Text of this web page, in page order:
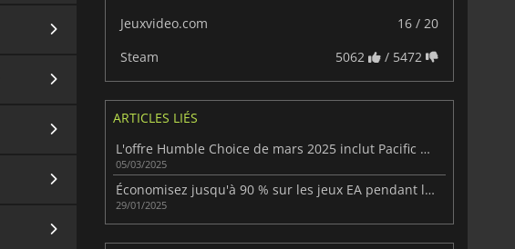
Jeuxvideo.com
16 / 20
Steam
5062 / 5472
ARTICLES LIÉS
L'offre Humble Choice de mars 2025 inclut Pacific Drive et bien plus
05/03/2025
Économisez jusqu'à 90 % sur les jeux EA pendant les soldes du Nouvel An lunaire de Steam
29/01/2025